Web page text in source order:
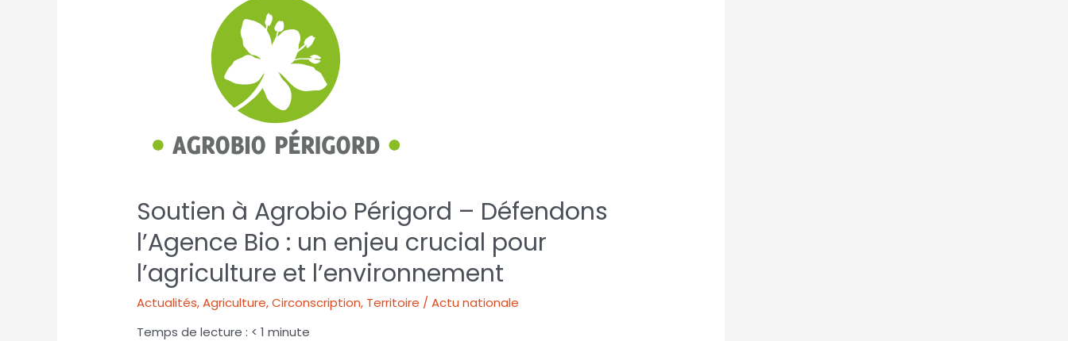
Soutien à Agrobio Périgord – Défendons
l’Agence Bio : un enjeu crucial pour
l’agriculture et l’environnement
Actualités,Agriculture,Circonscription, Territoire / Actu nationale
Temps de lecture : < 1 minute